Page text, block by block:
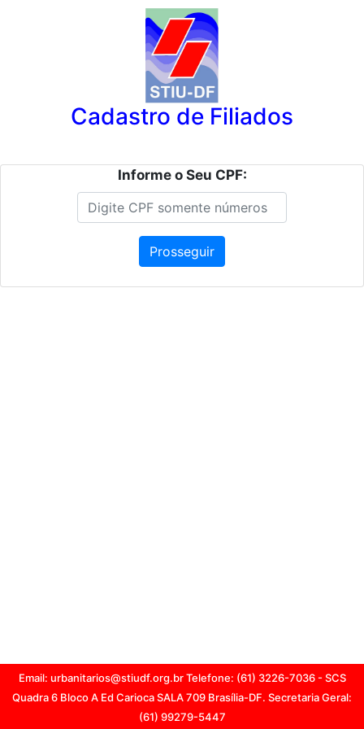
Cadastro de Filiados
Informe o Seu CPF:
Prosseguir
Email: urbanitarios@stiudf.org.brTelefone: (61) 3226-7036 - SCS
Quadra 6 Bloco A Ed Carioca SALA 709 Brasília-DF. Secretaria Geral:
(61) 99279-5447